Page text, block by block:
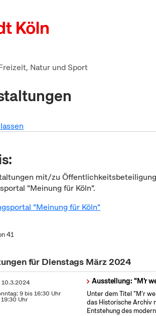
Natur und Sport
mit/zu
"Meinung für Köln".
"Meinung für Köln"
41
für Dienstags März 2024
10.3.2024
9 bis 16:30 Uhr
Uhr
Ausstellung: "M'r
Unter dem Titel "M’r
das Historische Archiv
Entstehung des